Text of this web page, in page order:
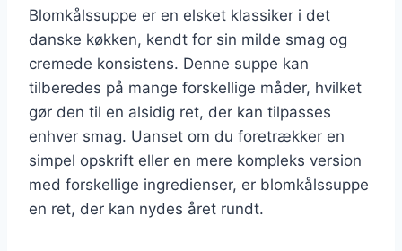
Blomkålssuppe er en elsket klassiker i det
danske køkken, kendt for sin milde smag og
cremede konsistens. Denne suppe kan
tilberedes på mange forskellige måder, hvilket
gør den til en alsidig ret, der kan tilpasses
enhver smag. Uanset om du foretrækker en
simpel opskrift eller en mere kompleks version
med forskellige ingredienser, er blomkålssuppe
en ret, der kan nydes året rundt.